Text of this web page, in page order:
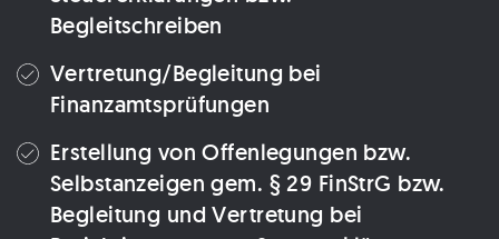
Begleitschreiben
Vertretung/Begleitung bei
Finanzamtsprüfungen
Erstellung von Offenlegungen bzw.
Selbstanzeigen gem. § 29 FinStrG bzw.
Begleitung und Vertretung bei